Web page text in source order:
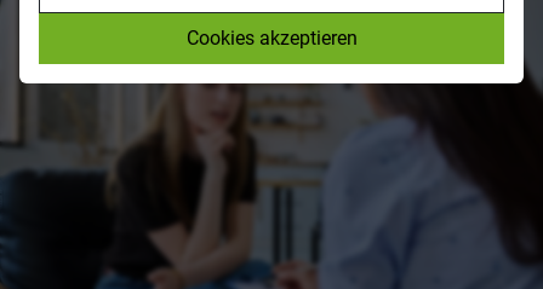
Cookies akzeptieren